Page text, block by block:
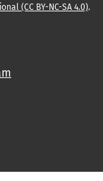
(CC BY-NC-SA 4.0).